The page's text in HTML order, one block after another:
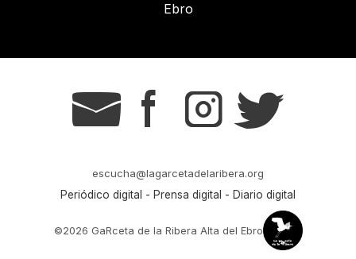
Ebro
g s t r
escucha@lagarcetadelaribera.org
Periódico digital - Prensa digital - Diario digital
©2026 GaRceta de la Ribera Alta del Ebro